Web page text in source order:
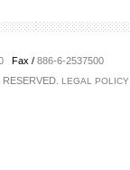
Fax / 886-6-2537500
LEGAL POLICY